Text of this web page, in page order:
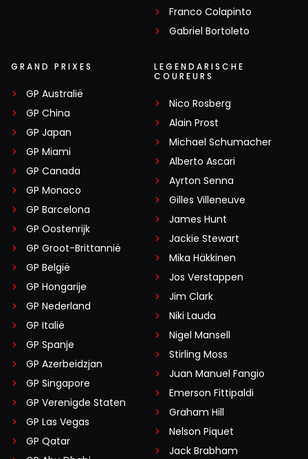
Franco Colapinto
Gabriel Bortoleto
GRAND PRIXES
GP Australië
GP China
GP Japan
GP Miami
GP Canada
GP Monaco
GP Barcelona
GP Oostenrijk
GP Groot-Brittannië
GP België
GP Hongarije
GP Nederland
GP Italië
GP Spanje
GP Azerbeidzjan
GP Singapore
GP Verenigde Staten
GP Las Vegas
GP Qatar
LEGENDARISCHE
COUREURS
Nico Rosberg
Alain Prost
Michael Schumacher
Alberto Ascari
Ayrton Senna
Gilles Villeneuve
James Hunt
Jackie Stewart
Mika Häkkinen
Jos Verstappen
Jim Clark
Niki Lauda
Nigel Mansell
Stirling Moss
Juan Manuel Fangio
Emerson Fittipaldi
Graham Hill
Nelson Piquet
Jack Brabham